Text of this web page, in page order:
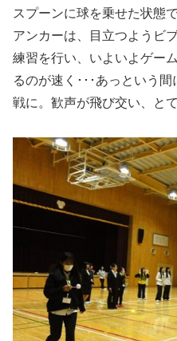
スプーンに球を乗せた状態
アンカーは、目立つようビ
練習を行い、いよいよゲー
るのが速く･･･あっという
戦に。歓声が飛び交い、と